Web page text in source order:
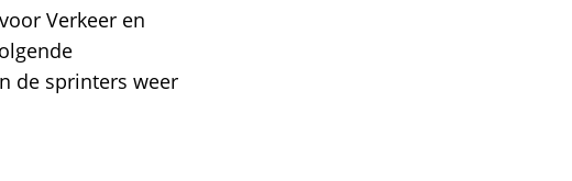
Verkeer en
de sprinters weer